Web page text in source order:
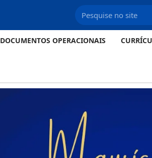
DOCUMENTOS OPERACIONAIS